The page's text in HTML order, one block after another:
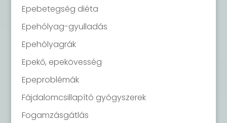
Epebetegség diéta
Epehólyag-gyulladás
Epehólyagrák
Epekő, epekövesség
Epeproblémák
Fájdalomcsillapító gyógyszerek
Fogamzásgátlás